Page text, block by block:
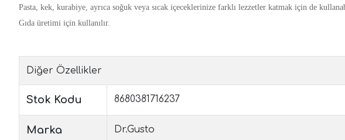
Pasta, kek, kurabiye, ayrıca soğuk veya sıcak içeceklerinize farklı lezzetler katmak için de
Gıda üretimi için kullanılır.
Diğer Özellikler
Stok Kodu 8680381716237
Marka Dr.Gusto